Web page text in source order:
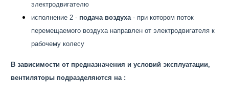
электродвигателю
исполнение 2 - подача воздуха- при котором поток
перемещаемого воздуха направлен от электродвигателя к
рабочему колесу
В зависимости от предназначения и условий эксплуатации,
вентиляторы подразделяются на :